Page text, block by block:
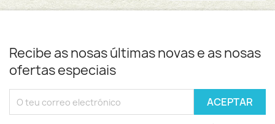
Recibe as nosas últimas novas e as nosas
ofertas especiais